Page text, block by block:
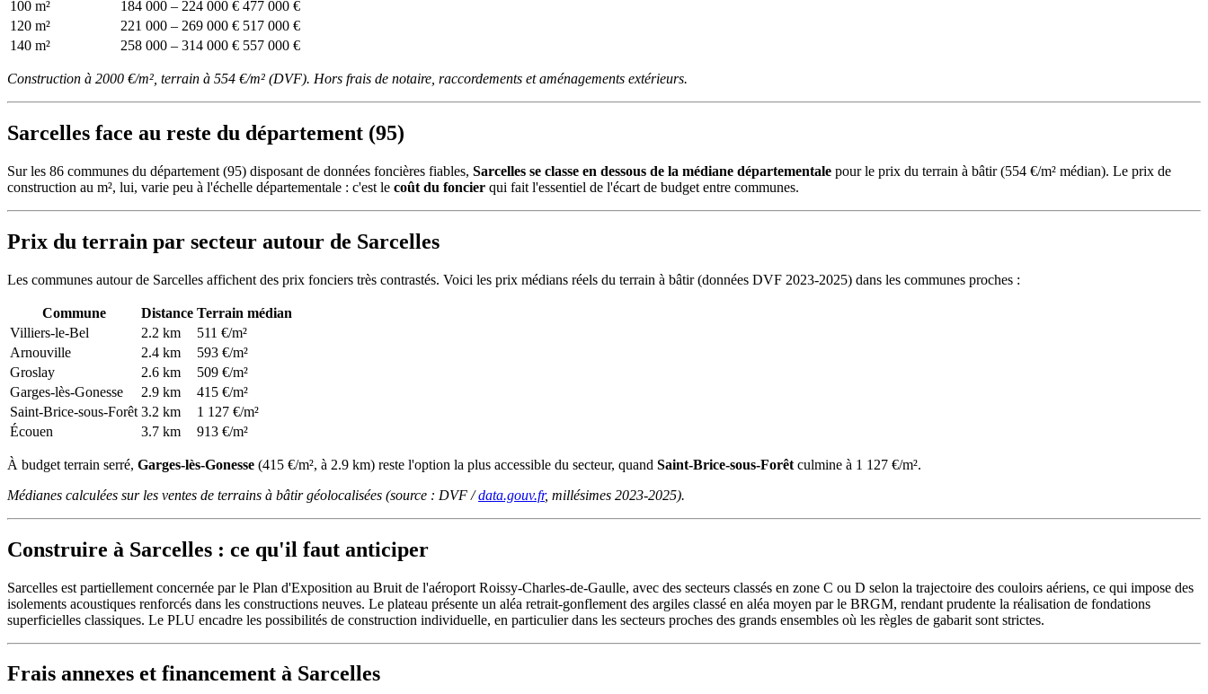
100 m²
184 000 – 224 000 € 477 000 €
120 m²
221 000 – 269 000 € 517 000 €
140 m²
258 000 – 314 000 € 557 000 €
Construction à 2000 €/m², terrain à 554 €/m² (DVF). Hors frais de notaire, raccordements et aménagements extérieurs.
Sarcelles face au reste du département (95)
Sur les 86 communes du département (95) disposant de données foncières fiables, Sarcelles se classe en dessous de la médiane départementale pour le prix du terrain à bâtir (554 €/m² médian). Le prix de
construction au m², lui, varie peu à l'échelle départementale : c'est le coût du foncier qui fait l'essentiel de l'écart de budget entre communes.
Prix du terrain par secteur autour de Sarcelles
Les communes autour de Sarcelles affichent des prix fonciers très contrastés. Voici les prix médians réels du terrain à bâtir (données DVF 2023-2025) dans les communes proches :
Commune Distance Terrain médian
Villiers-le-Bel
2.2 km
511 €/m²
Arnouville
2.4 km
593 €/m²
Groslay
2.6 km
509 €/m²
Garges-lès-Gonesse
2.9 km
415 €/m²
Saint-Brice-sous-Forêt 3.2 km
1 127 €/m²
Écouen
3.7 km 913 €/m²
À budget terrain serré, Garges-lès-Gonesse (415 €/m², à 2.9 km) reste l'option la plus accessible du secteur, quand Saint-Brice-sous-Forêt culmine à 1 127 €/m².
Médianes calculées sur les ventes de terrains à bâtir géolocalisées (source : DVF /data.gouv.fr, millésimes 2023-2025).
Construire à Sarcelles : ce qu'il faut anticiper
Sarcelles est partiellement concernée par le Plan d'Exposition au Bruit de l'aéroport Roissy-Charles-de-Gaulle, avec des secteurs classés en zone C ou D selon la trajectoire des couloirs aériens, ce qui impose des
isolements acoustiques renforcés dans les constructions neuves. Le plateau présente un aléa retrait-gonflement des argiles classé en aléa moyen par le BRGM, rendant prudente la réalisation de fondations
superficielles classiques. Le PLU encadre les possibilités de construction individuelle, en particulier dans les secteurs proches des grands ensembles où les règles de gabarit sont strictes.
Frais annexes et financement à Sarcelles